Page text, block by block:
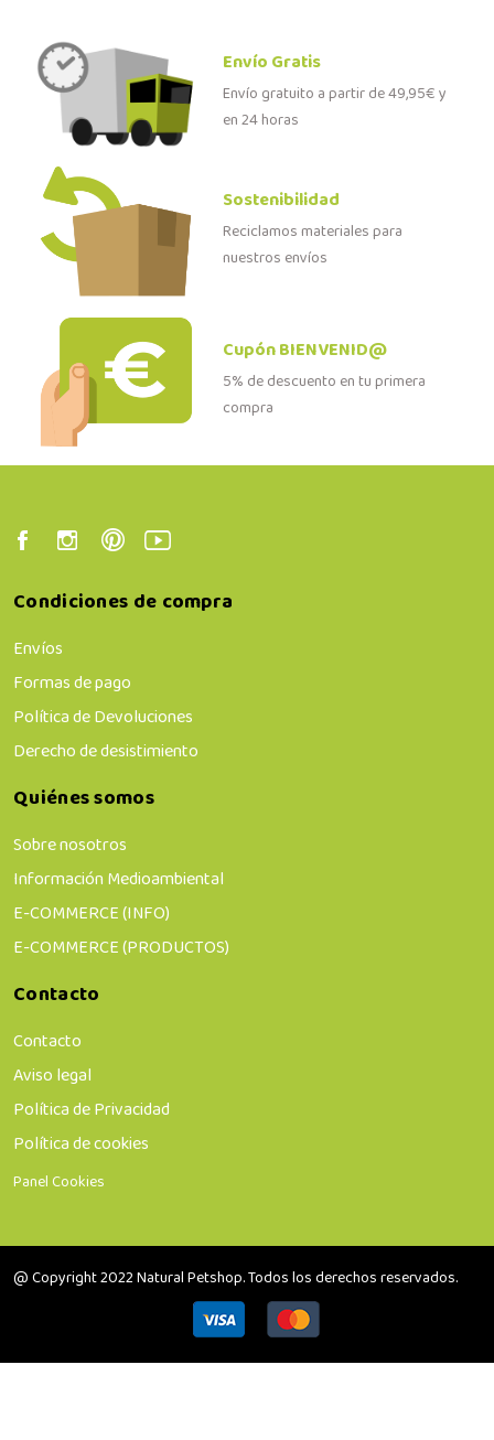
Envío Gratis
Envío gratuito a partir de 49,95€ y
en 24 horas
Sostenibilidad
Reciclamos materiales para
nuestros envíos
Cupón BIENVENID@
5% de descuento en tu primera
compra
Condiciones de compra
Envíos
Formas de pago
Política de Devoluciones
Derecho de desistimiento
Quiénes somos
Sobre nosotros
Información Medioambiental
E-COMMERCE (INFO)
E-COMMERCE (PRODUCTOS)
Contacto
Contacto
Aviso legal
Política de Privacidad
Política de cookies
Panel Cookies
@ Copyright 2022 Natural Petshop. Todos los derechos reservados.